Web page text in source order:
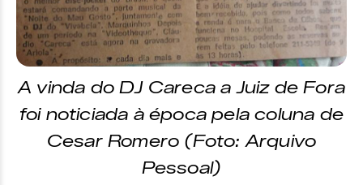
A vinda do DJ Careca a Juiz de Fora
foi noticiada à época pela coluna de
Cesar Romero (Foto: Arquivo
Pessoal)